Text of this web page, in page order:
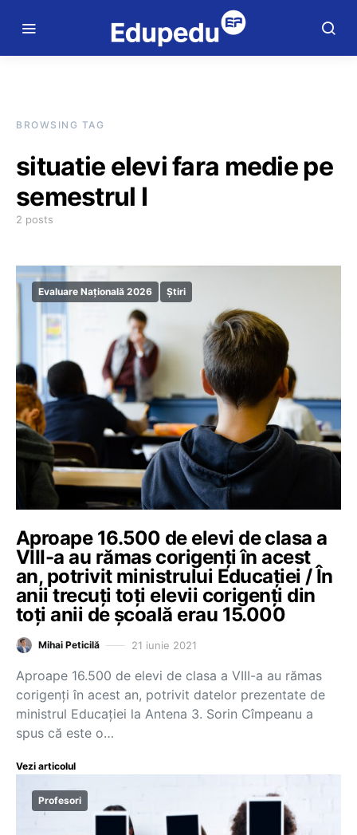
BROWSING TAG
situatie elevi fara medie pe
semestrul I
2 posts
Evaluare Națională 2026 Știri
Aproape 16.500 de elevi de clasa a
VIII-a au rămas corigenți în acest
an, potrivit ministrului Educației / În
anii trecuți toți elevii corigenți din
toți anii de școală erau 15.000
Mihai Peticilă 21 iunie 2021
Aproape 16.500 de elevi de clasa a VIII-a au rămas
corigenți în acest an, potrivit datelor prezentate de
ministrul Educației la Antena 3. Sorin Cîmpeanu a
spus că este o…
Vezi articolul
Profesori